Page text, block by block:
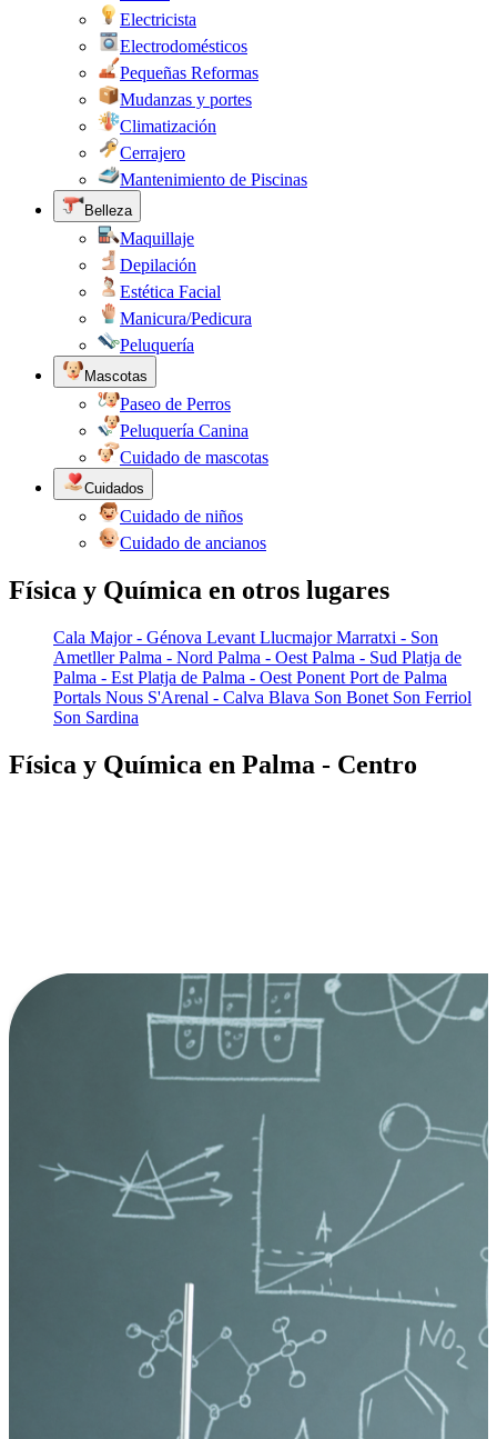
Electricista
Electrodomésticos
Pequeñas Reformas
Mudanzas y portes
Climatización
Cerrajero
Mantenimiento de Piscinas
Belleza
Maquillaje
Depilación
Estética Facial
Manicura/Pedicura
Peluquería
Mascotas
Paseo de Perros
Peluquería Canina
Cuidado de mascotas
Cuidados
Cuidado de niños
Cuidado de ancianos
Física y Química en otros lugares
Cala Major - Génova Levant Llucmajor Marratxi - Son
Ametller Palma - Nord Palma - Oest Palma - Sud Platja de
Palma - Est Platja de Palma - Oest Ponent Port de Palma
Portals Nous S'Arenal - Calva Blava Son Bonet Son Ferriol
Son Sardina
Física y Química en Palma - Centro